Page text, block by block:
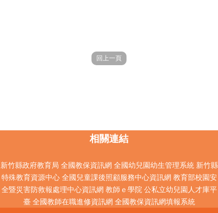
相關連結
新竹縣政府教育局 全國教保資訊網 全國幼兒園幼生管理系統 新竹縣
特殊教育資源中心 全國兒童課後照顧服務中心資訊網 教育部校園安
全暨災害防救報處理中心資訊網 教師ｅ學院 公私立幼兒園人才庫平
臺 全國教師在職進修資訊網 全國教保資訊網填報系統